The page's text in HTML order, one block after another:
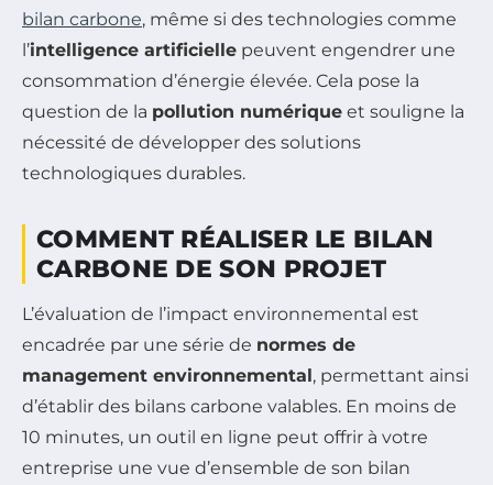
bilan carbone, même si des technologies comme
l’intelligence artificielle peuvent engendrer une
consommation d’énergie élevée. Cela pose la
question de la pollution numérique et souligne la
nécessité de développer des solutions
technologiques durables.
COMMENT RÉALISER LE BILAN
CARBONE DE SON PROJET
L’évaluation de l’impact environnemental est
encadrée par une série de normes de
management environnemental, permettant ainsi
d’établir des bilans carbone valables. En moins de
10 minutes, un outil en ligne peut offrir à votre
entreprise une vue d’ensemble de son bilan